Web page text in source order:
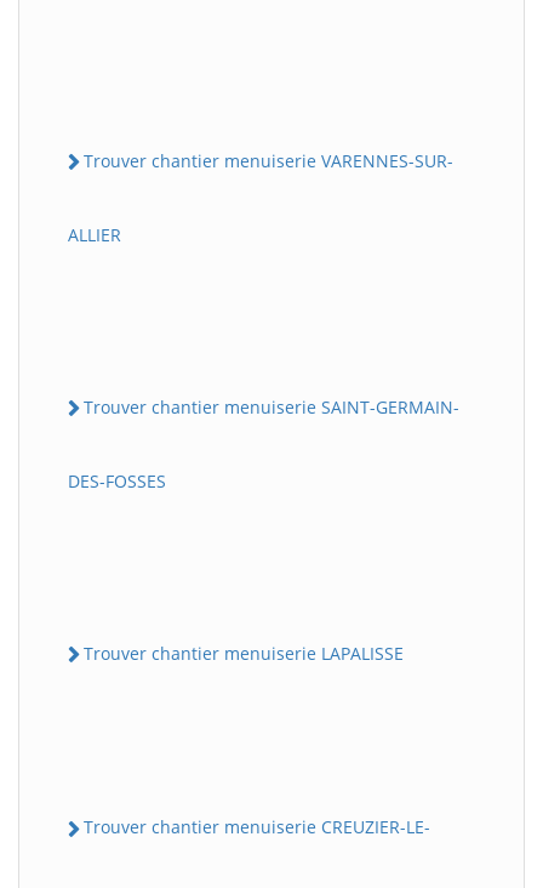
Trouver chantier menuiserie VARENNES-SUR-
ALLIER
Trouver chantier menuiserie SAINT-GERMAIN-
DES-FOSSES
Trouver chantier menuiserie LAPALISSE
Trouver chantier menuiserie CREUZIER-LE-